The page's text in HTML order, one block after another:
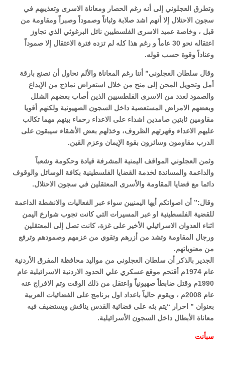
وتطرق العجلوني إلى أنه رغم الحصار ومعاناة الاسرى وتعذيبهم في
سجون الاحتلال إلا أنهم اشد صلابة وثباتاً وصموداً وصبراً ومقاومة من
قبل ، وخاصة عميد الاسرى الفلسطيين نائل البرغوثي الذي تجاوز
اعتقاله نحو 30 عاماً و رغم هذا كله لم تزده فترة الاعتقال إلا صموداً
وعناداً وقوة حسب قوله.
وقال سلطان العجلوني” أننا رغم المعاناة والألم نحاول أن نصنع بارقة
أمل وتحويل المحن إلى منح من خلال استعراض نماذج من الإبداع
والصمود لعدد من الاسرى الفلطسيين الذين أصاب بعضهم الشلل
وبعضهم الامراض المستعصية داخل السجون الصهيونية ولكنهم أقويا
مقاومين ثابتين صامدين اشداء على الاعداء رحماء بينهم مهما تكالب
عليهم الاعداء وقهرتهم الظروف، وخذلهم بعض الأشقاء سيبقون على
الدرب مقاومون وسائرون بقوة الإيمان وعزم القين.
وثمن العجلوني المواقف اليمنية المشرفة قيادة وحكومة وشعباً
والداعمة والمساندة لخدمة القضايا الفلسطينية بكافة الوسائل والوقوف
دائما مع قضايا المقاومة والأسرى المعتقلين في سجون الاحتلال.
وقال:” أن اصواتكم أيها اليمنيين سواء عبر الفعاليات والانشطة الداعمة
للقضية الفلسطينية او عبر المسيرات التي كانت تجوب شوارع اليمن
اثناء العدوان الاسرائيلي الأخير على غزة، كانت تصل إلى المعتقلين
ورجال المقاومة وتشد من أزرهم وتقوي من عزمهم وصمودهم وترفع
من معنوياتهم.
الجدير بالذكر أن سلطان العجلوني من مواليد محافظة المفرق الأردنية
عام 1974م أقتحم موقع عسكري علي الحدود الاردنية الاسرائيلية عام
1990م وقتل ضابطاً صهيونياً واعتقل من ذلك الوقت وتم الافراج عنه
عام 2008م ، ويقوم حالياً باعداد اول برنامج على الفضائيات العربية
بعنوان ” احرار “يتم بثه على فضائية القدس يناقش ويستضيف فيه
معاناة الأبطال داخل السجون الأسرائيلية.
سبأنت